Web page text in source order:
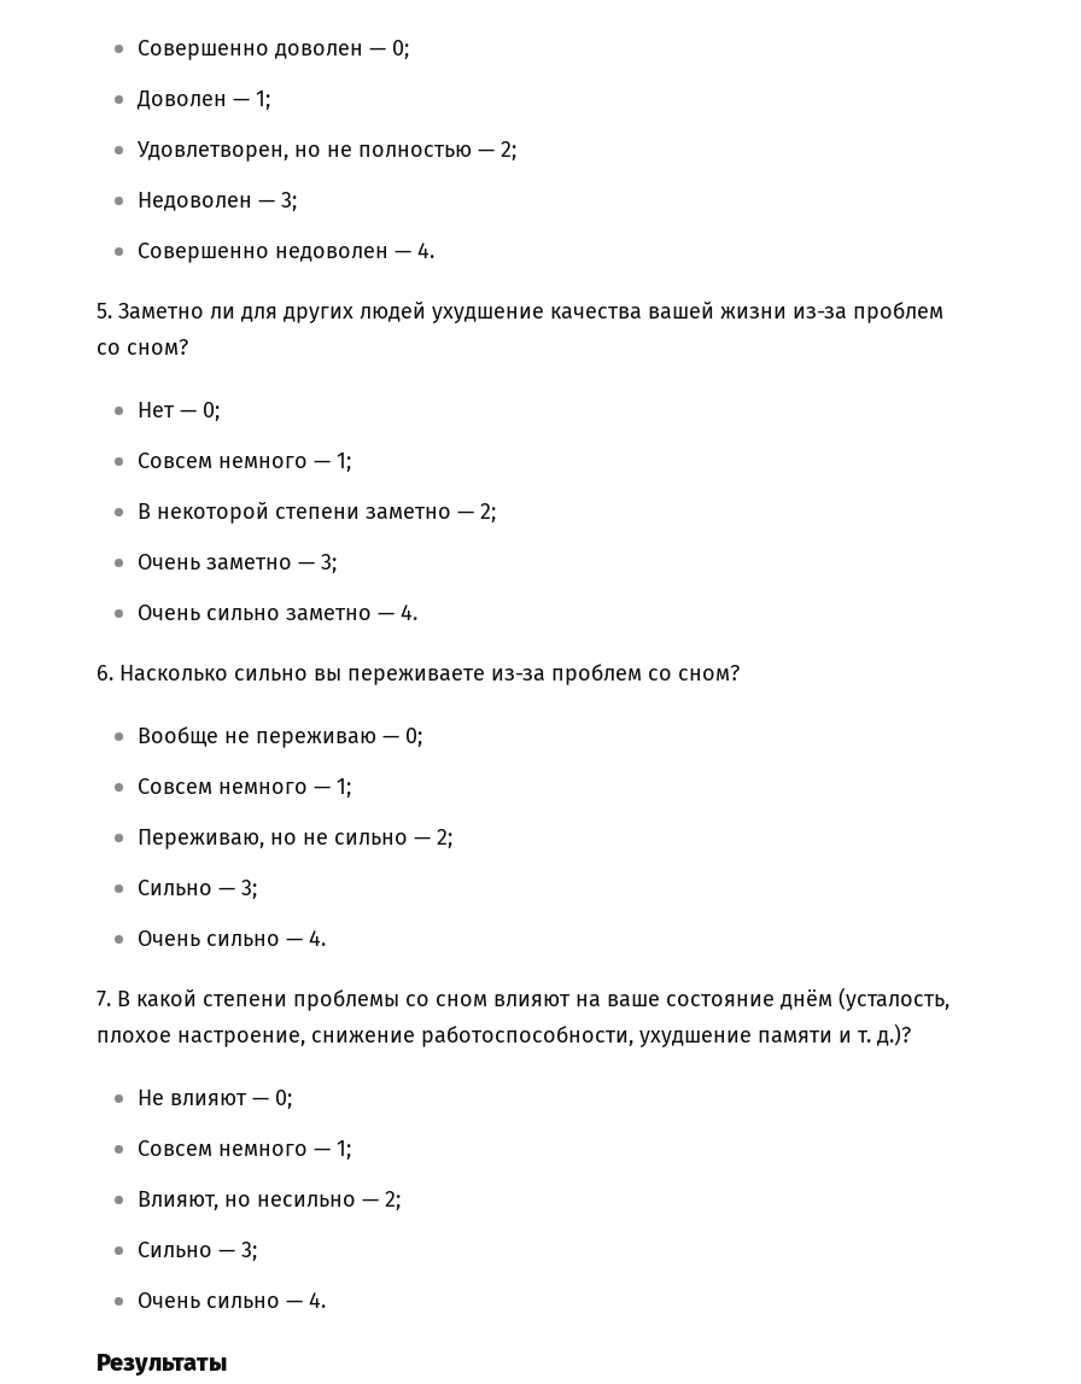
Совершенно доволен — 0;
Доволен — 1;
Удовлетворен, но не полностью — 2;
Недоволен — 3;
Совершенно недоволен — 4.
5. Заметно ли для других людей ухудшение качества вашей жизни из-за проблем
со сном?
Нет — 0;
Совсем немного — 1;
В некоторой степени заметно — 2;
Очень заметно — 3;
Очень сильно заметно — 4.
6. Насколько сильно вы переживаете из-за проблем со сном?
Вообще не переживаю — 0;
Совсем немного — 1;
Переживаю, но не сильно — 2;
Сильно — 3;
Очень сильно — 4.
7. В какой степени проблемы со сном влияют на ваше состояние днём (усталость,
плохое настроение, снижение работоспособности, ухудшение памяти и т. д.)?
Не влияют — 0;
Совсем немного — 1;
Влияют, но несильно — 2;
Сильно — 3;
Очень сильно — 4.
Результаты